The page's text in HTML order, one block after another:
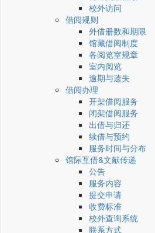
校外访问
借阅规则
外借册数和期限
馆藏借阅制度
各阅览室规章
室内阅览
逾期与遗失
借阅办理
开架借阅服务
闭架借阅服务
出借与归还
续借与预约
服务时间与分布
馆际互借&文献传递
公告
服务内容
提交申请
收费标准
校外查询系统
联系方式